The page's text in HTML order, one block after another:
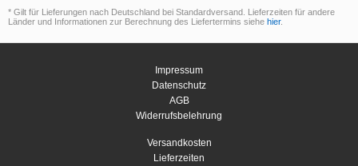
* Gilt für Lieferungen nach Deutschland bei Standardversand. Lieferzeiten für andere
Länder und Informationen zur Berechnung des Liefertermins siehe hier.
Impressum
Datenschutz
AGB
Widerrufsbelehrung
Versandkosten
Lieferzeiten